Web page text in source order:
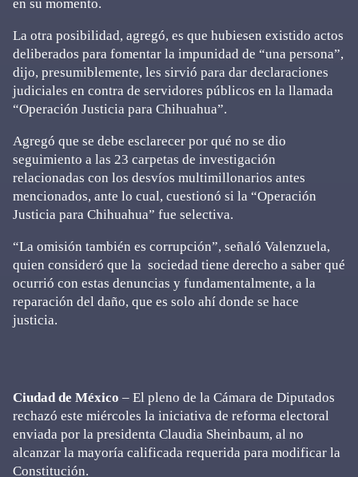
en su momento.
La otra posibilidad, agregó, es que hubiesen existido actos
deliberados para fomentar la impunidad de “una persona”,
dijo, presumiblemente, les sirvió para dar declaraciones
judiciales en contra de servidores públicos en la llamada
“Operación Justicia para Chihuahua”.
Agregó que se debe esclarecer por qué no se dio
seguimiento a las 23 carpetas de investigación
relacionadas con los desvíos multimillonarios antes
mencionados, ante lo cual, cuestionó si la “Operación
Justicia para Chihuahua” fue selectiva.
“La omisión también es corrupción”, señaló Valenzuela,
quien consideró que la sociedad tiene derecho a saber qué
ocurrió con estas denuncias y fundamentalmente, a la
reparación del daño, que es solo ahí donde se hace
justicia.
Ciudad de México – El pleno de la Cámara de Diputados
rechazó este miércoles la iniciativa de reforma electoral
enviada por la presidenta Claudia Sheinbaum, al no
alcanzar la mayoría calificada requerida para modificar la
Constitución.